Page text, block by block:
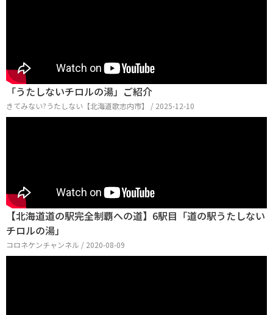
「うたしないチロルの湯」ご紹介
きてみない?うたしない【北海道歌志内市】 / 2025-12-10
【北海道道の駅完全制覇への道】6駅目「道の駅うたしない
チロルの湯」
コロネケンチャンネル / 2020-08-09